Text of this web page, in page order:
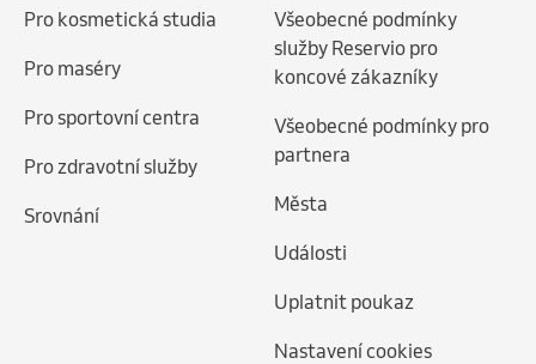
Pro kosmetická studia
Pro maséry
Pro sportovní centra
Pro zdravotní služby
Srovnání
Všeobecné podmínky
služby Reservio pro
koncové zákazníky
Všeobecné podmínky pro
partnera
Města
Události
Uplatnit poukaz
Nastavení cookies